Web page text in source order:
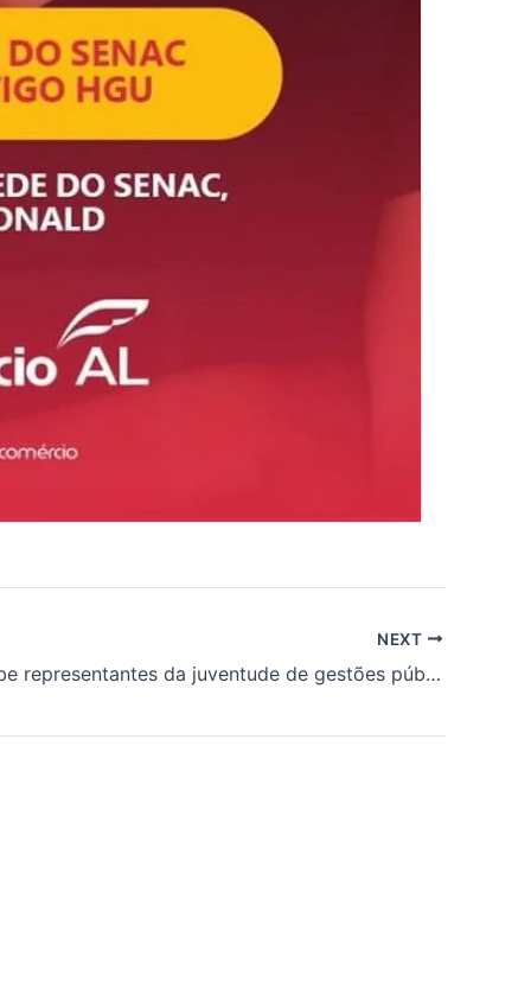
NEXT
União recebe representantes da juventude de gestões públicas de Alagoas